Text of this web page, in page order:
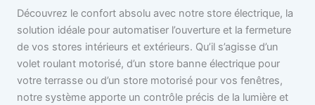
Découvrez le confort absolu avec notre store électrique, la
solution idéale pour automatiser l’ouverture et la fermeture
de vos stores intérieurs et extérieurs. Qu’il s’agisse d’un
volet roulant motorisé, d’un store banne électrique pour
votre terrasse ou d’un store motorisé pour vos fenêtres,
notre système apporte un contrôle précis de la lumière et